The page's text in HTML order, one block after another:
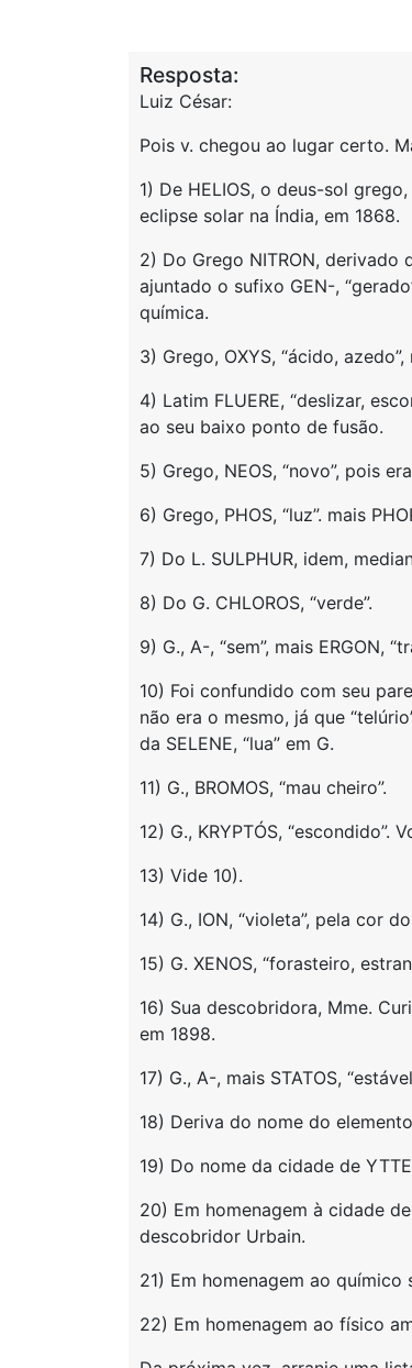
Resposta:
Luiz César:
Pois v. chegou ao lugar certo.
1) De HELIOS, o deus-sol
eclipse solar na Índia, em 1868.
2) Do Grego NITRON, derivado
ajuntado o sufixo GEN-,
química.
3) Grego, OXYS, “ácido,
4) Latim FLUERE, “deslizar,
ao seu baixo ponto de fusão.
5) Grego, NEOS, “novo”, pois
6) Grego, PHOS, “luz”. mais
7) Do L. SULPHUR, idem,
8) Do G. CHLOROS, “verde”.
9) G., A-, “sem”, mais ERGON,
10) Foi confundido com seu
não era o mesmo, já que
da SELENE, “lua” em G.
11) G., BROMOS, “mau cheiro”.
12) G., KRYPTÓS,
13) Vide 10).
14) G., ION, “violeta”, pela cor
15) G. XENOS, “forasteiro,
16) Sua descobridora, Mme.
em 1898.
17) G., A-, mais STATOS,
18) Deriva do nome do
19) Do nome da cidade de
20) Em homenagem à cidade
descobridor Urbain.
21) Em homenagem ao químico
22) Em homenagem ao físico